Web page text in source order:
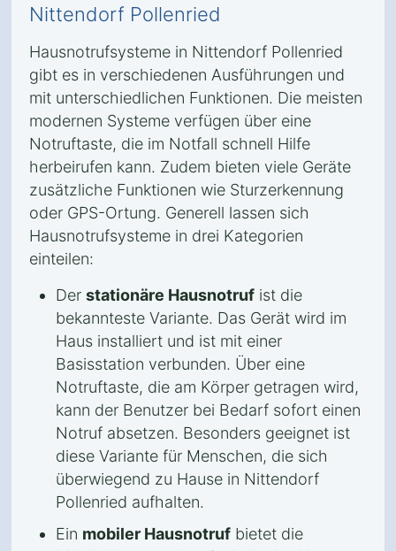
Nittendorf Pollenried
Hausnotrufsysteme in Nittendorf Pollenried
gibt es in verschiedenen Ausführungen und
mit unterschiedlichen Funktionen. Die meisten
modernen Systeme verfügen über eine
Notruftaste, die im Notfall schnell Hilfe
herbeirufen kann. Zudem bieten viele Geräte
zusätzliche Funktionen wie Sturzerkennung
oder GPS-Ortung. Generell lassen sich
Hausnotrufsysteme in drei Kategorien
einteilen:
Der stationäre Hausnotruf ist die
bekannteste Variante. Das Gerät wird im
Haus installiert und ist mit einer
Basisstation verbunden. Über eine
Notruftaste, die am Körper getragen wird,
kann der Benutzer bei Bedarf sofort einen
Notruf absetzen. Besonders geeignet ist
diese Variante für Menschen, die sich
überwiegend zu Hause in Nittendorf
Pollenried aufhalten.
Ein mobiler Hausnotruf bietet die